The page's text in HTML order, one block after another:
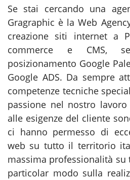
Se stai cercando una
Gragraphic è la Web
creazione siti internet a
commerce e CMS,
posizionamento Google
Google ADS. Da sempre
competenze tecniche
passione nel nostro
alle esigenze del cliente
ci hanno permesso di
web su tutto il territorio
massima professionalità
particolar modo sulla